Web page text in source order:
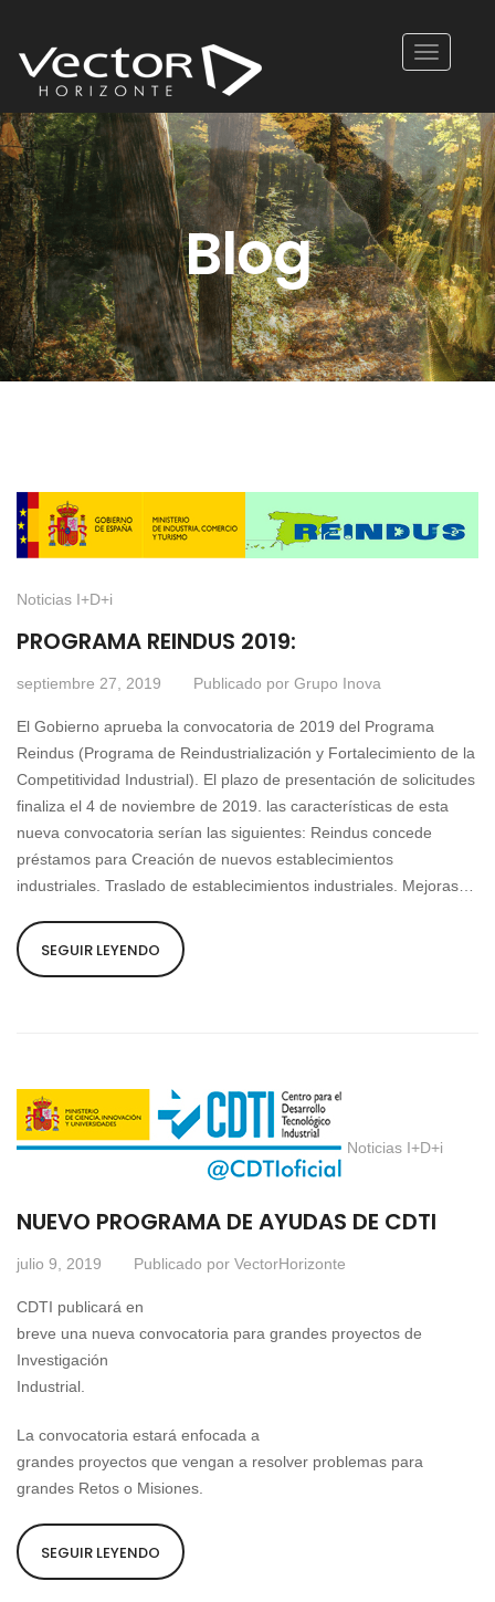
Toggle
Blog
Noticias I+D+i
PROGRAMA REINDUS 2019:
septiembre 27, 2019 Publicado por Grupo Inova
El Gobierno aprueba la convocatoria de 2019 del Programa
Reindus (Programa de Reindustrialización y Fortalecimiento de la
Competitividad Industrial). El plazo de presentación de solicitudes
finaliza el 4 de noviembre de 2019. las características de esta
nueva convocatoria serían las siguientes: Reindus concede
préstamos para Creación de nuevos establecimientos
industriales. Traslado de establecimientos industriales. Mejoras…
SEGUIR LEYENDO
Noticias I+D+i
NUEVO PROGRAMA DE AYUDAS DE CDTI
julio 9, 2019 Publicado por VectorHorizonte
CDTI publicará en
breve una nueva convocatoria para grandes proyectos de
Investigación
Industrial.
La convocatoria estará enfocada a
grandes proyectos que vengan a resolver problemas para
grandes Retos o Misiones.
SEGUIR LEYENDO